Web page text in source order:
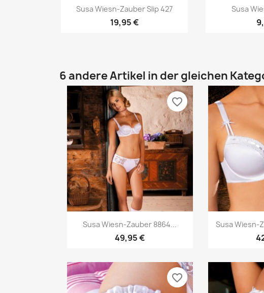
Vorschau
Susa Wiesn-Zauber Slip 427
19,95 €

Susa
6 andere Artikel in der gleichen
Vorschau
Susa Wiesn-Zauber 8864...
49,95 €
favorite_border

Susa Wiesn-
favorite_border